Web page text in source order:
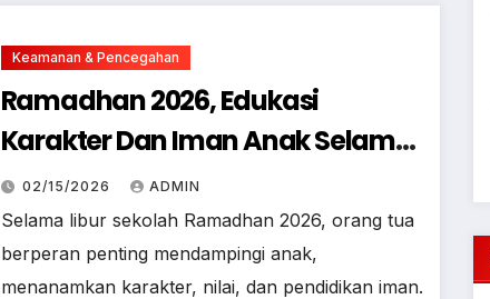
Keamanan & Pencegahan
Ramadhan 2026, Edukasi
Karakter Dan Iman Anak Selama
Libur Sekolah
02/15/2026 ADMIN
Selama libur sekolah Ramadhan 2026, orang tua
berperan penting mendampingi anak,
menanamkan karakter, nilai, dan pendidikan iman.